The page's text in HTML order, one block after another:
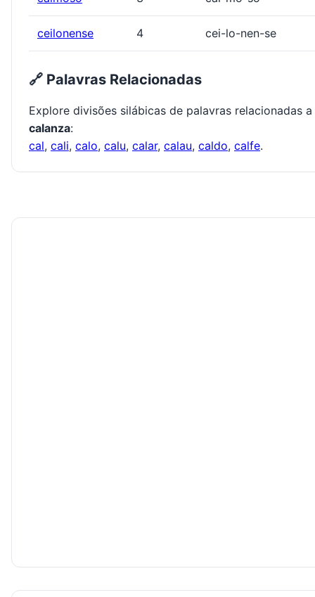
ceilonense 4 cei-lo-nen-se
🔗 Palavras Relacionadas
Explore divisões silábicas de palavras relacionadas a
calanza:
cal, cali, calo, calu, calar, calau, caldo, calfe.